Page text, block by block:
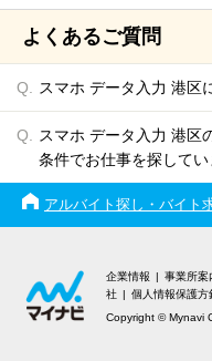
よくあるご質問
スマホ データ入力 港区
スマホ データ入力 港区
条件でお仕事を探してい
アルバイト探し・バイト
企業情報 事業所案
社
個人情報保護方
Copyright © Mynavi